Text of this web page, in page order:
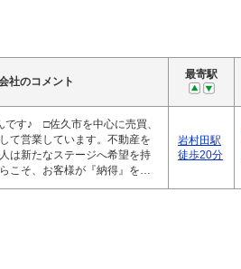
社のコメント
最寄駅
す♪ □佐久市を中心に売買、
て営業しています。不動産を
は新たなステージへ希望を持
こそ、お客様が『納得』を…
岩村田駅
徒歩20分